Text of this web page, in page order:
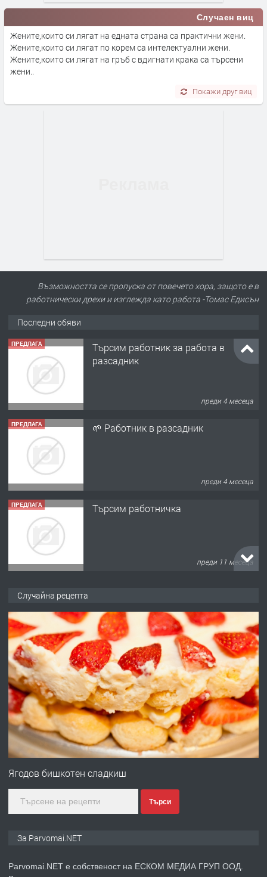
Случаен виц
Жените,които си лягат на едната страна са практични жени.
Жените,които си лягат по корем са интелектуални жени.
Жените,които си лягат на гръб с вдигнати крака са търсени
жени..
Покажи друг виц
Възможността се пропуска от повечето хора, защото е в
работнически дрехи и изглежда като работа -Томас Едисън
Последни обяви
ПРЕДЛАГА
Търсим работник за работа в
разсадник
преди 4 месеца
ПРЕДЛАГА 🌱 Работник в разсадник
преди 4 месеца
ПРЕДЛАГА Търсим работничка
преди 11 месеца
преди 1 година
ПРЕДЛАГА Работа за общи работници
преди 1 година
ПРЕДЛАГА
Първи поход "По стъпките на Ангел
Случайна рецепта
Ягодов бишкотен сладкиш
Търси
За Parvomai.NET
Parvomai.NET е собственост на ЕСКОМ МЕДИА ГРУП ООД.